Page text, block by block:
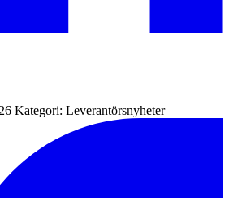
Kategori: Leverantörsnyheter